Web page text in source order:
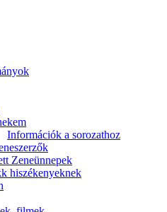
Információk a sorozathoz
Zeneünnepek
hiszékenyeknek